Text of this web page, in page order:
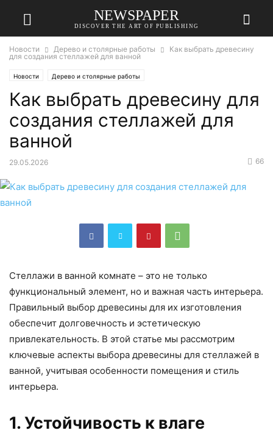
NEWSPAPER
DISCOVER THE ART OF PUBLISHING
Новости Дерево и столярные работы
Как выбрать древесину
для создания стеллажей для ванной
Новости Дерево и столярные работы
Как выбрать древесину для
создания стеллажей для
ванной
29.05.2026 66
Стеллажи в ванной комнате – это не только
функциональный элемент, но и важная часть интерьера.
Правильный выбор древесины для их изготовления
обеспечит долговечность и эстетическую
привлекательность. В этой статье мы рассмотрим
ключевые аспекты выбора древесины для стеллажей в
ванной, учитывая особенности помещения и стиль
интерьера.
1. Устойчивость к влаге